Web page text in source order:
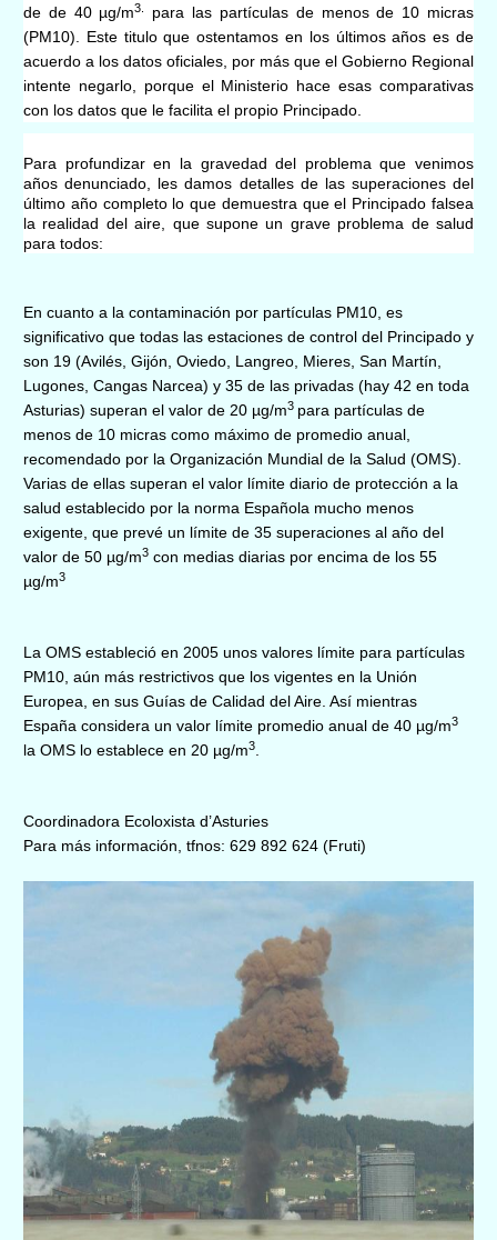
de de 40 µg/m3.
para las partículas de menos de 10 micras
(PM10). Este titulo que ostentamos en los últimos años es de
acuerdo a los datos oficiales, por más que el Gobierno Regional
intente negarlo, porque el Ministerio hace esas comparativas
con los datos que le facilita el propio Principado.
Para profundizar en la gravedad del problema que venimos
años denunciado, les damos detalles de las superaciones del
último año completo lo que demuestra que el Principado falsea
la realidad del aire, que supone un grave problema de salud
para todos:
En cuanto a la contaminación por partículas PM10, es
significativo que todas las estaciones de control del Principado y
son 19 (Avilés, Gijón, Oviedo, Langreo, Mieres, San Martín,
Lugones, Cangas Narcea) y 35 de las privadas (hay 42 en toda
Asturias) superan el valor de 20 µg/m3 para partículas de
menos de 10 micras como máximo de promedio anual,
recomendado por la Organización Mundial de la Salud (OMS).
Varias de ellas superan el valor límite diario de protección a la
salud establecido por la norma Española mucho menos
exigente, que prevé un límite de 35 superaciones al año del
valor de 50 µg/m3 con medias diarias por encima de los 55
µg/m3
La OMS estableció en 2005 unos valores límite para partículas
PM10, aún más restrictivos que los vigentes en la Unión
Europea, en sus Guías de Calidad del Aire. Así mientras
España considera un valor límite promedio anual de 40 µg/m3
la OMS lo establece en 20 µg/m3
Coordinadora Ecoloxista d’Asturies
Para más información, tfnos: 629 892 624 (Fruti)